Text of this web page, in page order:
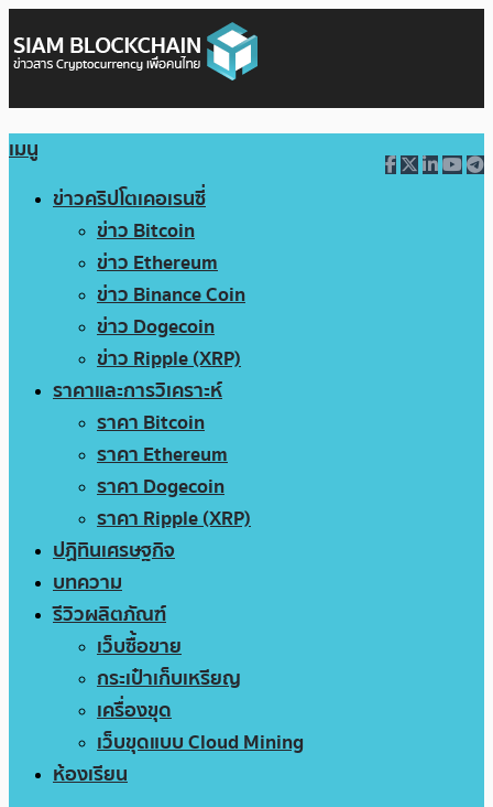
เมนู
ข่าวคริปโตเคอเรนซี่
ข่าว Bitcoin
ข่าว Ethereum
ข่าว Binance Coin
ข่าว Dogecoin
ข่าว Ripple (XRP)
ราคาและการวิเคราะห์
ราคา Bitcoin
ราคา Ethereum
ราคา Dogecoin
ราคา Ripple (XRP)
ปฏิทินเศรษฐกิจ
บทความ
รีวิวผลิตภัณฑ์
เว็บซื้อขาย
กระเป๋าเก็บเหรียญ
เครื่องขุด
เว็บขุดแบบ Cloud Mining
ห้องเรียน